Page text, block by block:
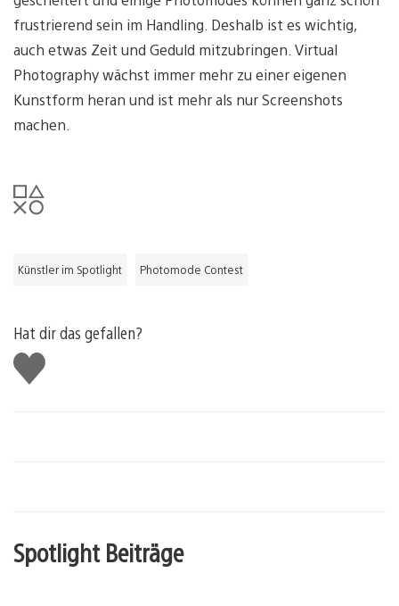
frustrierend sein im Handling. Deshalb ist es wichtig,
auch etwas Zeit und Geduld mitzubringen. Virtual
Photography wächst immer mehr zu einer eigenen
Kunstform heran und ist mehr als nur Screenshots
machen.
Künstler im Spotlight Photomode Contest
Hat dir das gefallen?
Gefällt
mir
Spotlight Beiträge